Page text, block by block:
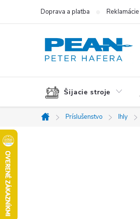
Doprava a platba
Šijacie stroje
Domov
Príslušenstvo Ihly